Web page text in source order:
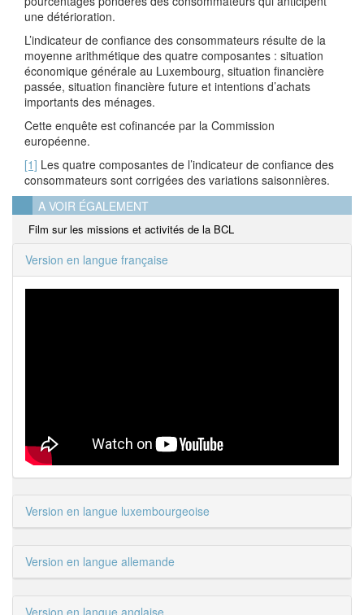
une détérioration.
L’indicateur de confiance des consommateurs résulte de la
moyenne arithmétique des quatre composantes : situation
économique générale au Luxembourg, situation financière
passée, situation financière future et intentions d’achats
importants des ménages.
Cette enquête est cofinancée par la Commission
européenne.
[1] Les quatre composantes de l’indicateur de confiance des
consommateurs sont corrigées des variations saisonnières.
A VOIR ÉGALEMENT
Film sur les missions et activités de la BCL
Version en langue française
Version en langue luxembourgeoise
Version en langue allemande